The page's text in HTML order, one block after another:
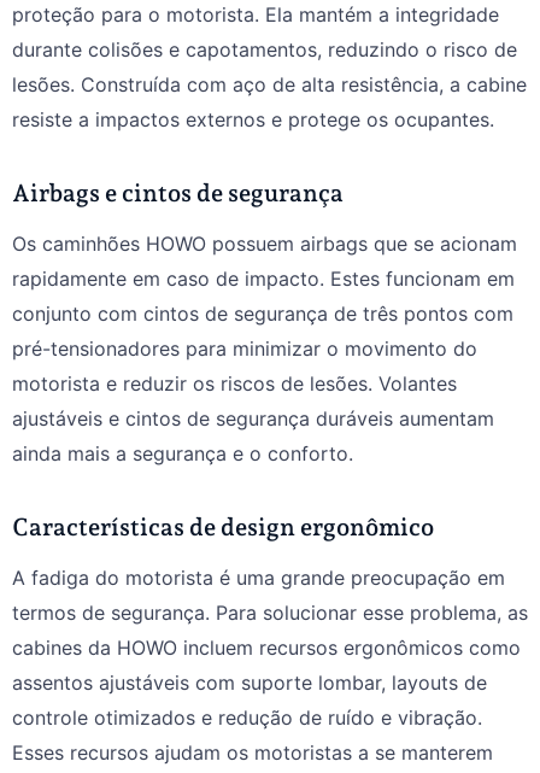
proteção para o motorista. Ela mantém a integridade
durante colisões e capotamentos, reduzindo o risco de
lesões. Construída com aço de alta resistência, a cabine
resiste a impactos externos e protege os ocupantes.
Airbags e cintos de segurança
Os caminhões HOWO possuem airbags que se acionam
rapidamente em caso de impacto. Estes funcionam em
conjunto com cintos de segurança de três pontos com
pré-tensionadores para minimizar o movimento do
motorista e reduzir os riscos de lesões. Volantes
ajustáveis e cintos de segurança duráveis aumentam
ainda mais a segurança e o conforto.
Características de design ergonômico
A fadiga do motorista é uma grande preocupação em
termos de segurança. Para solucionar esse problema, as
cabines da HOWO incluem recursos ergonômicos como
assentos ajustáveis com suporte lombar, layouts de
controle otimizados e redução de ruído e vibração.
Esses recursos ajudam os motoristas a se manterem